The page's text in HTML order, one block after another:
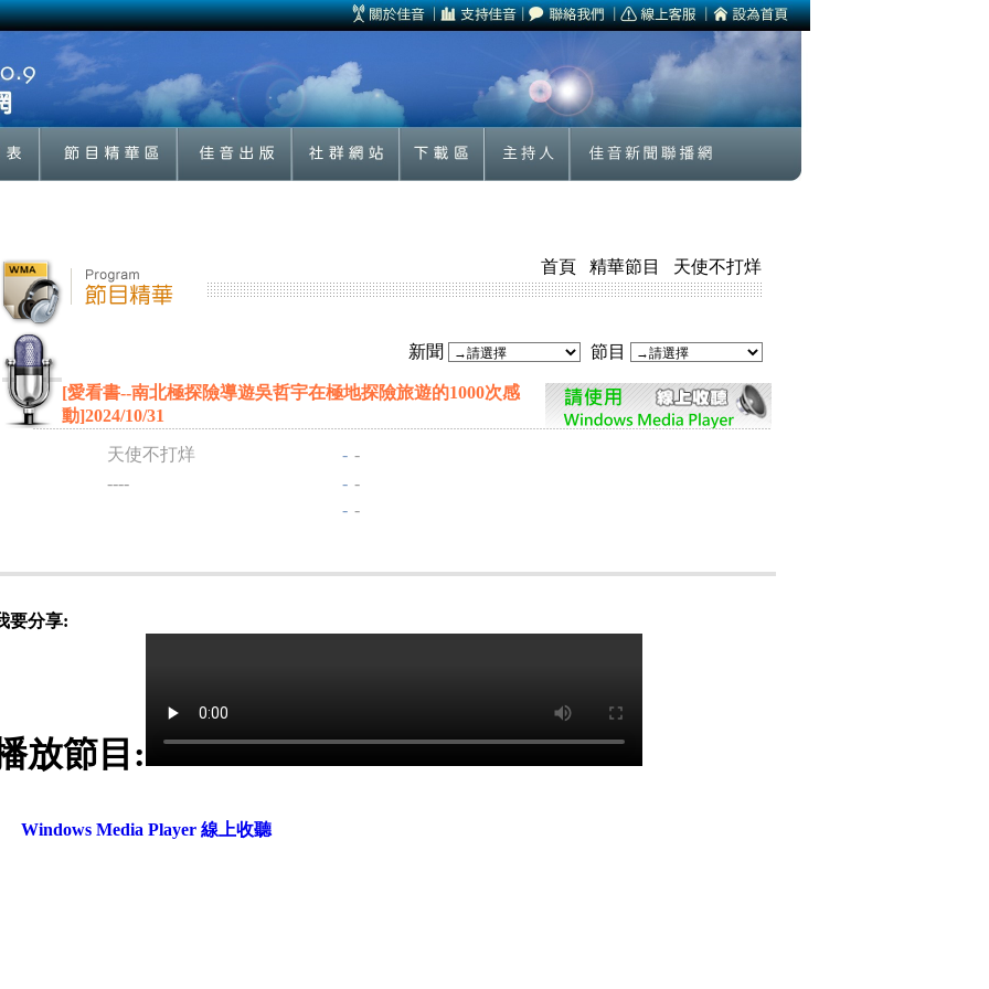
首頁 精華節目 天使不打烊
新聞 節目
[愛看書--南北極探險導遊吳哲宇在極地探險旅遊的1000次感
動]2024/10/31
天使不打烊 - -
----
- -
- -
要分享:
放節目:
Windows Media Player 線上收聽